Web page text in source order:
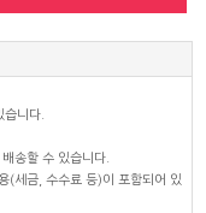
니다.
송할 수 있습니다.
(세금, 수수료 등)이 포함되어 있